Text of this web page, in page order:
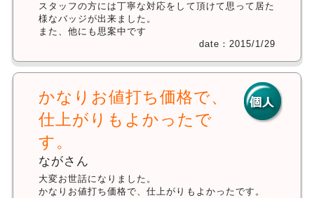
スタッフの方には丁寧な対応をして頂けて思って居た
様なバッジが出来ました。
また、他にも思案中です
date：2015/1/29
かなりお値打ち価格で、
仕上がりもよかったで
す。
ながさん
大変お世話になりました。
かなりお値打ち価格で、仕上がりもよかったです。